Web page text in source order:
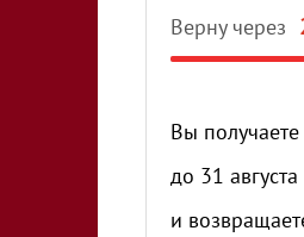
Верну через
Вы получаете
до 31
и